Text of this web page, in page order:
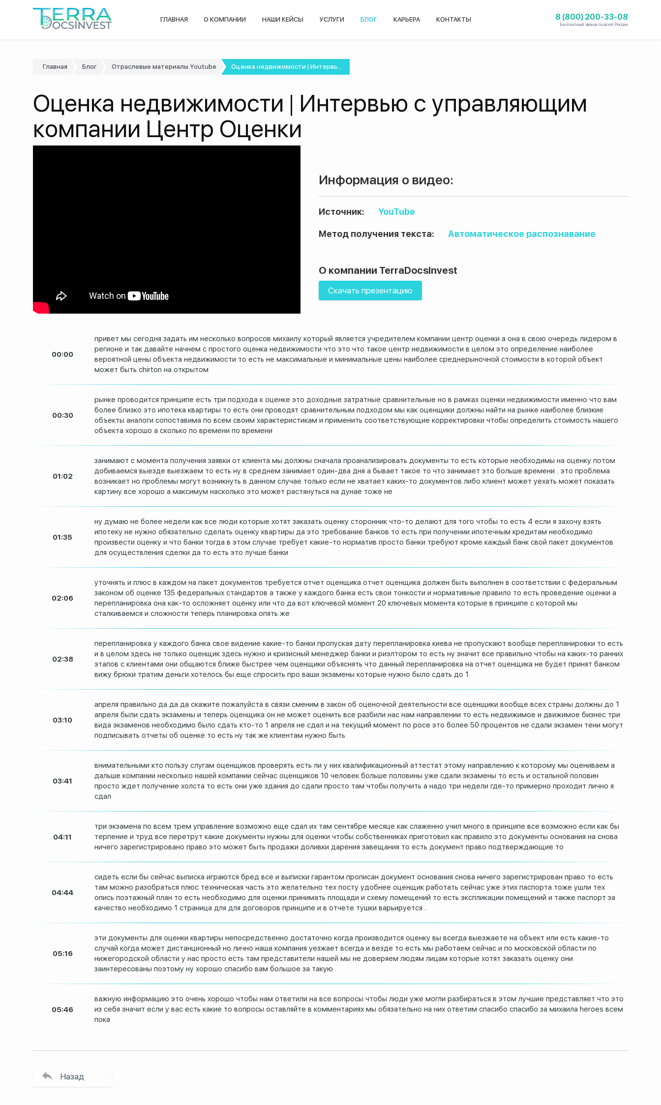
ГЛАВНАЯ О КОМПАНИИ НАШИ КЕЙСЫ УСЛУГИ БЛОГ КАРЬЕРА КОНТАКТЫ 8 (800) 200-33-08
Бесплатный звонок по всей России
Главная Блог Отраслевые материалы Youtube Оценка недвижимости | Интервь...
Оценка недвижимости | Интервью с управляющим
компании Центр Оценки
Информация о видео:
Источник: YouTube
Метод получения текста: Автоматическое распознавание
О компании TerraDocsInvest
Скачать презентацию
00:00
привет мы сегодня задать им несколько вопросов михаилу который является учредителем компании центр оценки а она в свою очередь лидером в
регионе и так давайте начнем с простого оценка недвижимости что это что такое центр недвижимости в целом это определение наиболее
вероятной цены объекта недвижимости то есть не максимальные и минимальные цены наиболее среднерыночной стоимости в которой объект
может быть chirton на открытом
00:30
рынке проводится принципе есть три подхода к оценке это доходные затратные сравнительные но в рамках оценки недвижимости именно что вам
более близко это ипотека квартиры то есть они проводят сравнительным подходом мы как оценщики должны найти на рынке наиболее близкие
объекты аналоги сопоставима по всем своим характеристикам и применить соответствующие корректировки чтобы определить стоимость нашего
объекта хорошо а сколько по времени по времени
01:02
занимают с момента получения заявки от клиента мы должны сначала проанализировать документы то есть которые необходимы на оценку потом
добиваемся выезде выезжаем то есть ну в среднем занимает один-два дня а бывает такое то что занимает это больше времени . это проблема
возникает но проблемы могут возникнуть в данном случае только если не хватает каких-то документов либо клиент может уехать может показать
картину все хорошо а максимум насколько это может растянуться на дунае тоже не
01:35
ну думаю не более недели как все люди которые хотят заказать оценку сторонник что-то делают для того чтобы то есть 4 если я захочу взять
ипотеку не нужно обязательно сделать оценку квартиры да это требование банков то есть при получении ипотечным кредитам необходимо
произвести оценку и что банки тогда в этом случае требует какие-то норматив просто банки требуют кроме каждый банк свой пакет документов
для осуществления сделки да то есть это лучше банки
02:06
уточнять и плюс в каждом на пакет документов требуется отчет оценщика отчет оценщика должен быть выполнен в соответствии с федеральным
законом об оценке 135 федеральных стандартов а также у каждого банка есть свои тонкости и нормативные правило то есть проведение оценки а
перепланировка она как-то осложняет оценку или что да вот ключевой момент 20 ключевых момента которые в принципе с которой мы
сталкиваемся и сложности теперь планировка опять же
02:38
перепланировка у каждого банка свое видение какие-то банки пропуская дату перепланировка киева не пропускают вообще перепланировки то есть
и в целом здесь не только оценщик здесь нужно и кризисный менеджер банки и риэлтором то есть ну значит все правильно чтобы на каких-то ранних
этапов с клиентами они общаются ближе быстрее чем оценщики объяснять что данный перепланировка на отчет оценщика не будет принят банком
вижу брюки тратим деньги хотелось бы еще спросить про ваши экзамены которые нужно было сдать до 1
03:10
апреля правильно да да да скажите пожалуйста в связи сменим в закон об оценочной деятельности все оценщики вообще всех страны должны до 1
апреля были сдать экзамены и теперь оценщика он не может оценить все разбили нас нам направлении то есть недвижимое и движимое бизнес три
вида экзаменов необходимо было сдать кто-то 1 апреля не сдал и на текущий момент по росе это более 50 процентов не сдали экзамен тени могут
подписывать отчеты об оценке то есть ну так же клиентам нужно быть
03:41
внимательными кто пользу слугам оценщиков проверять есть ли у них квалификационный аттестат этому направлению к которому мы оцениваем а
дальше компании несколько нашей компании сейчас оценщиков 10 человек больше половины уже сдали экзамены то есть и остальной половин
просто ждет получение холста то есть они уже здания до сдали просто там чтобы получить а надо три недели где-то примерно проходит лично я
сдал
04:11
три экзамена по всем трем управление возможно еще сдал их там сентябре месяце как слаженно учил много в принципе все возможно если как бы
терпение и труд все перетрут какие документы нужны для оценки чтобы собственниках приготовил как правило это документы основания на снова
ничего зарегистрировано право это может быть продажи доливки дарения завещания то есть документ право подтверждающие то
04:44
сидеть если бы сейчас выписка играются бред все и выписки гарантом прописан документ основания снова ничего зарегистрирован право то есть
там можно разобраться плюс техническая часть это желательно тех посту удобнее оценщик работать сейчас уже этих паспорта тоже ушли тех
опись поэтажный план то есть необходимо для оценки принимать площади и схему помещений то есть экспликации помещений и также паспорт за
качество необходимо 1 страница для для договоров принципе и в отчете тушки варьируется .
05:16
эти документы для оценки квартиры непосредственно достаточно когда производится оценку вы всегда выезжаете на объект или есть какие-то
случай когда может дистанционный но лично наша компания уезжает всегда и везде то есть мы работаем сейчас и по московской области по
нижегородской области у нас просто есть там представители нашей мы не доверяем людям лицам которые хотят заказать оценку они
заинтересованы поэтому ну хорошо спасибо вам большое за такую
05:46
важную информацию это очень хорошо чтобы нам ответили на все вопросы чтобы люди уже могли разбираться в этом лучшие представляет что это
из себя значит если у вас есть какие то вопросы оставляйте в комментариях мы обязательно на них ответим спасибо спасибо за михаила heroes всем
пока
Назад